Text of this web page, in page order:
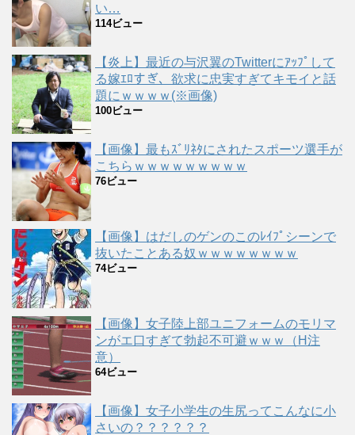
い…
114ビュー
【炎上】最近の与沢翼のTwitterにｱｯﾌﾟして
る嫁ｴﾛすぎ、欲求に忠実すぎてキモイと話
題にｗｗｗｗ(※画像)
100ビュー
【画像】最もｽﾞﾘﾈﾀにされたスポーツ選手が
こちらｗｗｗｗｗｗｗｗｗ
76ビュー
【画像】はだしのゲンのこのﾚｲﾌﾟシーンで
抜いたことある奴ｗｗｗｗｗｗｗｗ
74ビュー
【画像】女子陸上部ユニフォームのモリマ
ンがエ口すぎて勃起不可避ｗｗｗ（H注
意）
64ビュー
【画像】女子小学生の生尻ってこんなに小
さいの？？？？？？